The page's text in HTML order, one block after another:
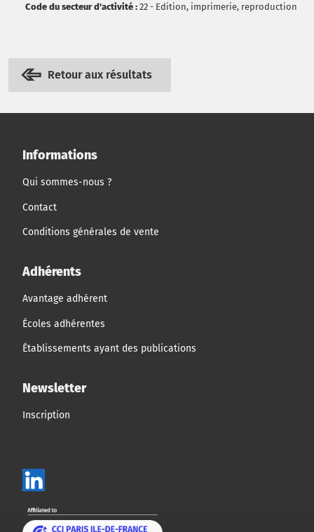
Code du secteur d'activité : 22 - Edition, imprimerie, reproduction
Retour aux résultats
Informations
Qui sommes-nous ?
Contact
Conditions générales de vente
Adhérents
Avantage adhérent
Écoles adhérentes
Établissements ayant des publications
Newsletter
Inscription